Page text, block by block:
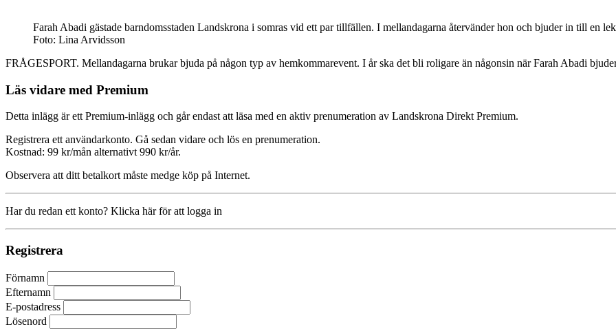
Farah Abadi gästade barndomsstaden Landskrona i somras vid ett par tillfällen. I mellandagarna återvänder hon och bjuder in till en
Foto: Lina Arvidsson
FRÅGESPORT. Mellandagarna brukar bjuda på någon typ av hemkommarevent. I år ska det bli roligare än någonsin när Farah Abadi
Läs vidare med Premium
Detta inlägg är ett Premium-inlägg och går endast att läsa med en aktiv prenumeration av Landskrona Direkt Premium.
Registrera ett användarkonto. Gå sedan vidare och lös en prenumeration.
Kostnad: 99 kr/mån alternativt 990 kr/år.
Observera att ditt betalkort måste medge köp på Internet.
Har du redan ett konto? Klicka här för att logga in
Registrera
Förnamn
Efternamn
E-postadress
Lösenord